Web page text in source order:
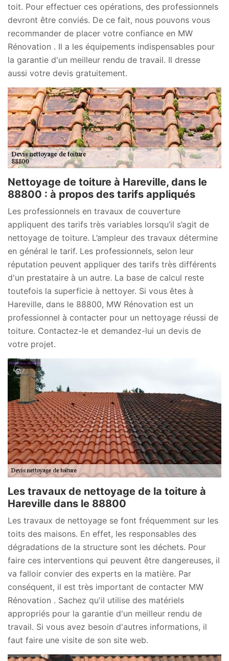
toit. Pour effectuer ces opérations, des professionnels
devront être conviés. De ce fait, nous pouvons vous
recommander de placer votre confiance en MW
Rénovation . Il a les équipements indispensables pour
la garantie d'un meilleur rendu de travail. Il dresse
aussi votre devis gratuitement.
Nettoyage de toiture à Hareville, dans le
88800 : à propos des tarifs appliqués
Les professionnels en travaux de couverture
appliquent des tarifs très variables lorsqu’il s’agit de
nettoyage de toiture. L’ampleur des travaux détermine
en général le tarif. Les professionnels, selon leur
réputation peuvent appliquer des tarifs très différents
d'un prestataire à un autre. La base de calcul reste
toutefois la superficie à nettoyer. Si vous êtes à
Hareville, dans le 88800, MW Rénovation est un
professionnel à contacter pour un nettoyage réussi de
toiture. Contactez-le et demandez-lui un devis de
votre projet.
Les travaux de nettoyage de la toiture à
Hareville dans le 88800
Les travaux de nettoyage se font fréquemment sur les
toits des maisons. En effet, les responsables des
dégradations de la structure sont les déchets. Pour
faire ces interventions qui peuvent être dangereuses, il
va falloir convier des experts en la matière. Par
conséquent, il est très important de contacter MW
Rénovation . Sachez qu'il utilise des matériels
appropriés pour la garantie d'un meilleur rendu de
travail. Si vous avez besoin d'autres informations, il
faut faire une visite de son site web.